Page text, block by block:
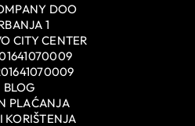
DOO
1
CITY CENTER
BLOG
PLAĆANJA
KORIŠTENJA